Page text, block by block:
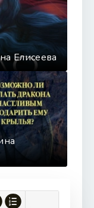
Елисеева